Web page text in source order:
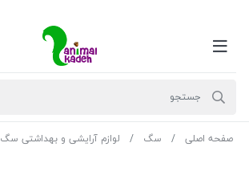
صفحه اصلی سگ لوازم آرایشی و بهداشتی سگ